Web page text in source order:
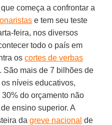
começa a confrontar a
e tem seu teste
feira, nos diversos
todo o país em
oscortes de verbas
. São mais de 7 bilhões de
níveis educativos,
do orçamento não
ensino superior. A
dagreve nacional de